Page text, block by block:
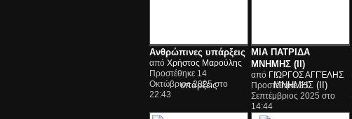
Ανθρώπινες υπάρξεις
από Χρήστος Μαρούλης
Προστέθηκε 14
Οκτώβριος 2025 στο
22:43
ΜΙΑ ΠΑΤΡΙΔΑ
ΜΝΗΜΗΣ (ΙΙ)
από ΓΙΏΡΓΟΣ ΑΓΓΈΛΗΣ
Προστέθηκε 25
Σεπτέμβριος 2025 στο
14:44